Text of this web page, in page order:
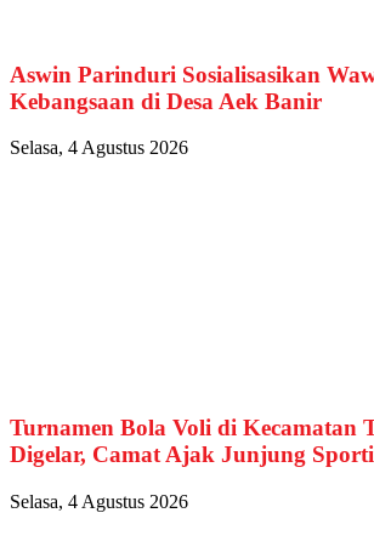
Aswin Parinduri Sosialisasikan
Kebangsaan di Desa Aek Banir
Selasa, 4 Agustus 2026
Turnamen Bola Voli di Kecamatan
Digelar, Camat Ajak Junjung
Selasa, 4 Agustus 2026